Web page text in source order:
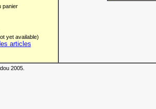
panier
yet available)
articles
2005.